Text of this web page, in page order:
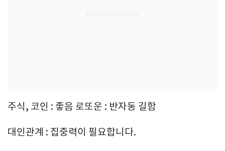
주식, 코인 : 좋음 로또운 : 반자동 길함
대인관계 : 집중력이 필요합니다.